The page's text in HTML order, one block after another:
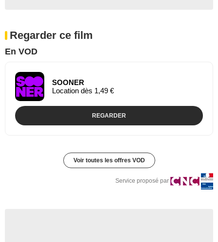
Regarder ce film
En VOD
SOONER
Location dès 1,49 €
REGARDER
Voir toutes les offres VOD
Service proposé par